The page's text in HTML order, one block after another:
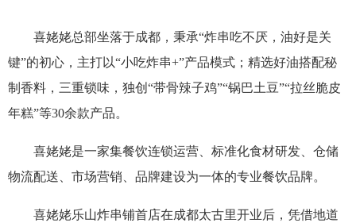
喜姥姥总部坐落于成都，秉承“炸串吃不厌，油好是关
键”的初心，主打以“小吃炸串+”产品模式；精选好油搭配秘
制香料，三重锁味，独创“带骨辣子鸡”“锅巴土豆”“拉丝脆皮
年糕”等30余款产品。
喜姥姥是一家集餐饮连锁运营、标准化食材研发、仓储
物流配送、市场营销、品牌建设为一体的专业餐饮品牌。
喜姥姥乐山炸串铺首店在成都太古里开业后，凭借地道